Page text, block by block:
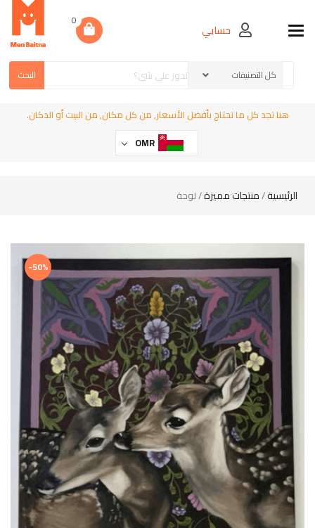
Toggle navigationحسابي
0
البحث
هنا تجد كل ما تحتاج بأفضل الأسعار, من كل مكان, من البيت أو الدكان.
OMR
الرئيسية/منتجات مميزة/ لوحة
-50%